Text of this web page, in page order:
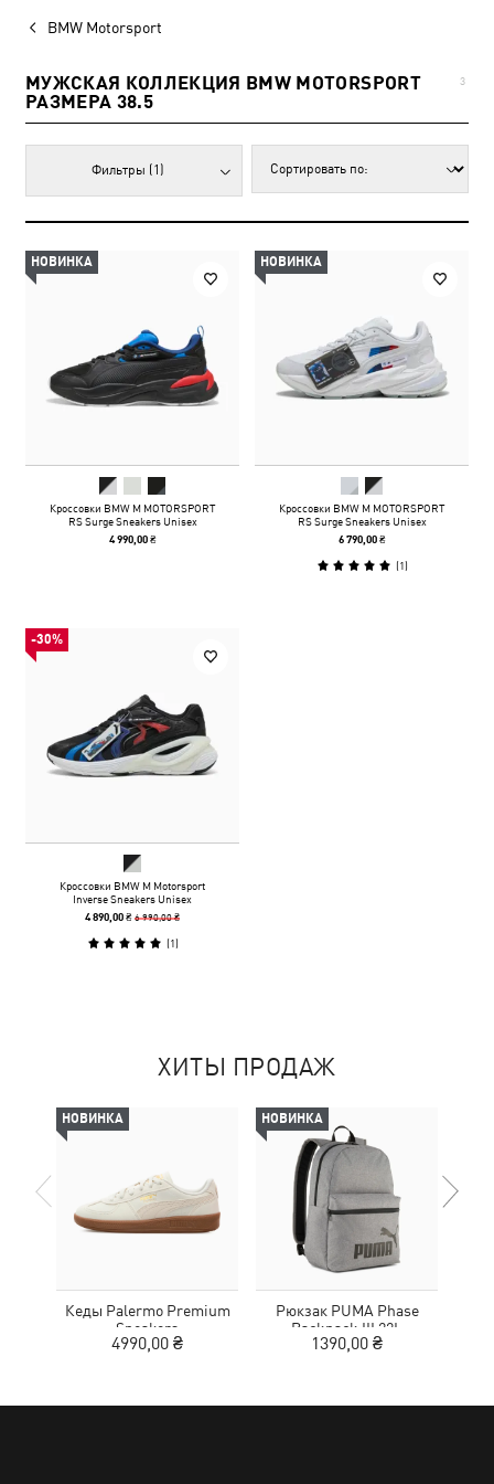
BMW Motorsport
МУЖСКАЯ КОЛЛЕКЦИЯ BMW MOTORSPORT
РАЗМЕРА 38.5
3
Фильтры (1)
НОВИНКА
Кроссовки BMW M MOTORSPORT
RS Surge Sneakers Unisex
4 990,00 ₴
НОВИНКА
Кроссовки BMW M MOTORSPORT
RS Surge Sneakers Unisex
6 790,00 ₴
(1)
-30%
Кроссовки BMW M Motorsport
Inverse Sneakers Unisex
4 890,00 ₴6 990,00 ₴
(1)
ХИТЫ ПРОДАЖ
НОВИНКА
Кеды Palermo Premium
Sneakers
4990,00 ₴
НОВИНКА
Рюкзак PUMA Phase
Backpack III 22L
1390,00 ₴